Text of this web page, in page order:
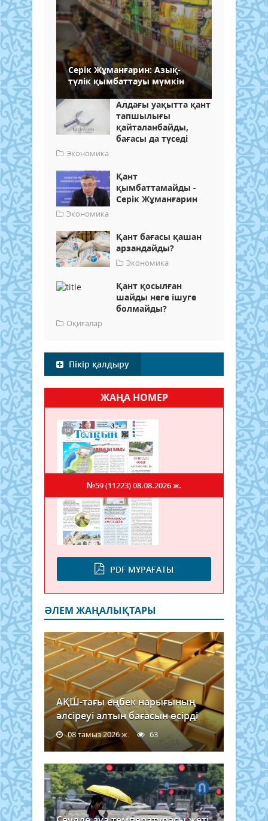
Серік Жұманғарин: Азық-
түлік қымбаттауы мүмкін
Алдағы уақытта қант
тапшылығы
қайталанбайды,
бағасы да түседі
Экономика
Қант
қымбаттамайды -
Серік Жұманғарин
Экономика
Қант бағасы қашан
арзандайды?
Экономика
​Қант қосылған
шайды неге ішуге
болмайды?
Оқиғалар
Пікір қалдыру
ЖАҢА НОМЕР
PDF МҰРАҒАТЫ
№59 (11223)08.08.2026 ж.
ӘЛЕМ ЖАҢАЛЫҚТАРЫ
АҚШ-тағы еңбек нарығының
әлсіреуі алтын бағасын өсірді
08 тамыз 2026 ж. 63